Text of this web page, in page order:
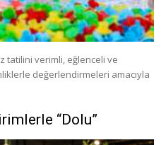
tatilini verimli, eğlenceli ve
değerlendirmeleri amacıyla
“Dolu”